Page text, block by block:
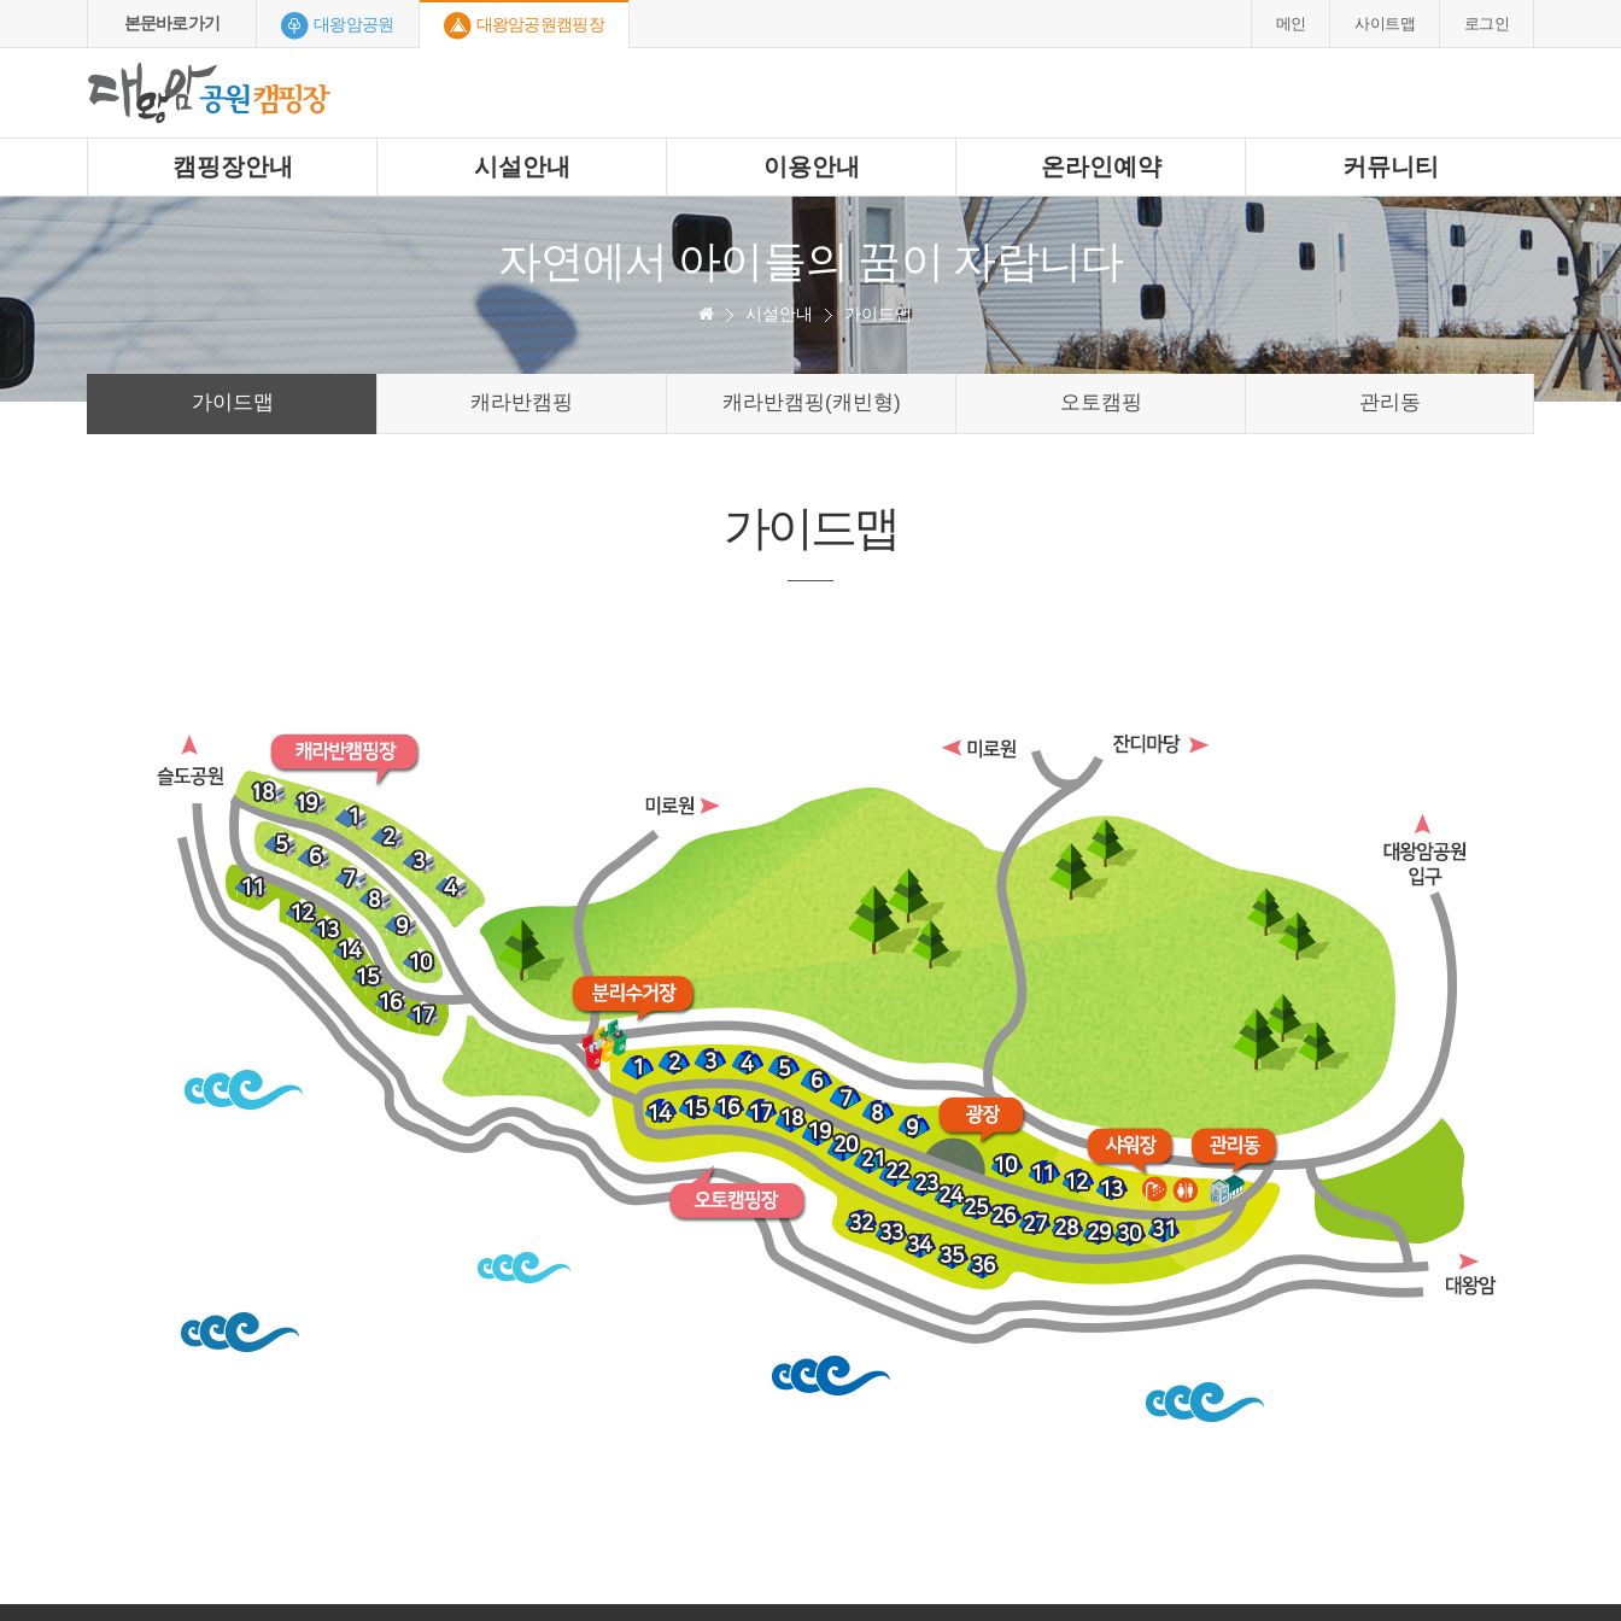
본문바로가기 대왕암공원 대왕암공원캠핑장 메인 사이트맵 로그인
캠핑장안내 시설안내 이용안내 온라인예약 커뮤니티
자연에서 아이들의 꿈이 자랍니다
시설안내 가이드맵
가이드맵 캐라반캠핑 캐라반캠핑(캐빈형) 오토캠핑 관리동
가이드맵